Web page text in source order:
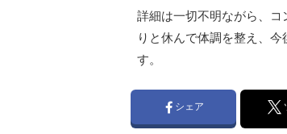
詳細は一切不明ながら、コ
りと休んで体調を整え、
す。
シェア